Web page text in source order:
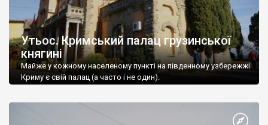
Утьос. Кримський палац грузинської
княгині
Майже у кожному населеному пункті на південному узбережжі
Криму є свій палац (а часто і не один).